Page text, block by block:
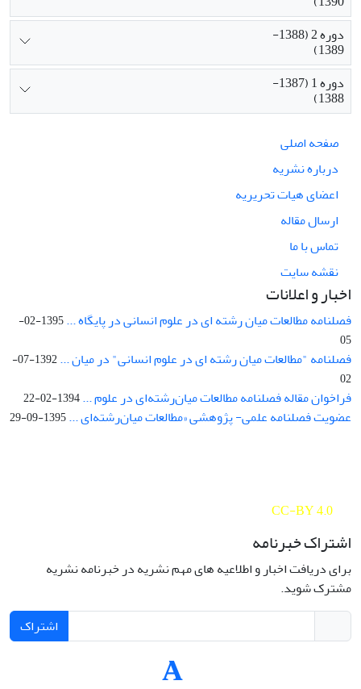
دوره 2 (1388-
1389)
دوره 1 (1387-
1388)
صفحه اصلی
درباره نشریه
اعضای هیات تحریریه
ارسال مقاله
تماس با ما
نقشه سایت
اخبار و اعلانات
فصلنامه مطالعات میان رشته ای در علوم انسانی در پایگاه ...
1395-02-
05
فصلنامه "مطالعات میان رشته ای در علوم انسانی" در میان ...
1392-07-
02
فراخوان مقاله فصلنامه مطالعات میان‌رشته‌ای در علوم ...1394-02-22
عضویت فصلنامه علمی- پژوهشی «مطالعات میان‌رشته‌ای ...1395-09-29
CC-BY 4.0
اشتراک خبرنامه
برای دریافت اخبار و اطلاعیه های مهم نشریه در خبرنامه نشریه
مشترک شوید.
اشتراک